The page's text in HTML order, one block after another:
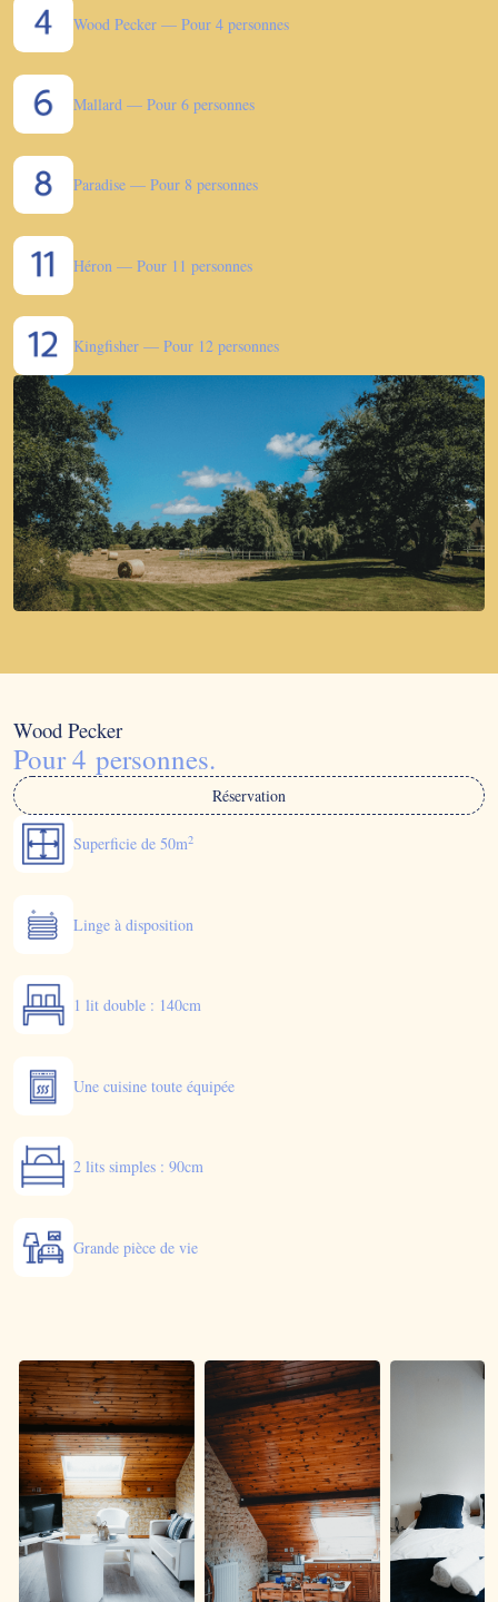
Wood Pecker — Pour 4 personnes
Mallard — Pour 6 personnes
Paradise — Pour 8 personnes
Héron — Pour 11 personnes
Kingfisher — Pour 12 personnes
Wood Pecker
Pour 4 personnes.
Réservation
Superficie de 50m2
Linge à disposition
1 lit double : 140cm
Une cuisine toute équipée
2 lits simples : 90cm
Grande pièce de vie